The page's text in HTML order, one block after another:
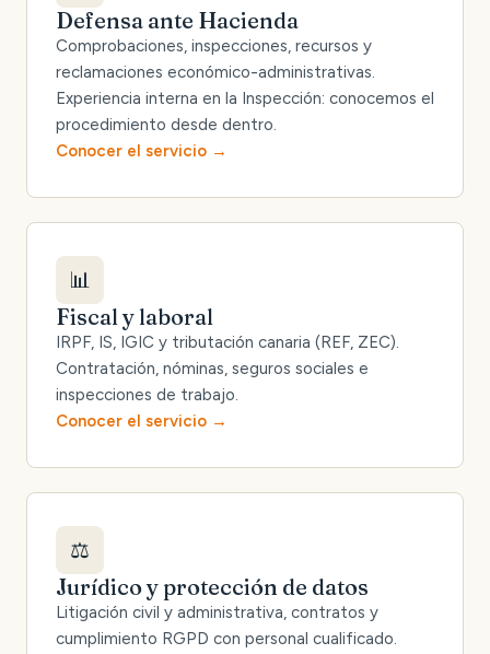
Defensa ante Hacienda
Comprobaciones, inspecciones, recursos y
reclamaciones económico-administrativas.
Experiencia interna en la Inspección: conocemos el
procedimiento desde dentro.
Conocer el servicio
📊
Fiscal y laboral
IRPF, IS, IGIC y tributación canaria (REF, ZEC).
Contratación, nóminas, seguros sociales e
inspecciones de trabajo.
Conocer el servicio
⚖️
Jurídico y protección de datos
Litigación civil y administrativa, contratos y
cumplimiento RGPD con personal cualificado.